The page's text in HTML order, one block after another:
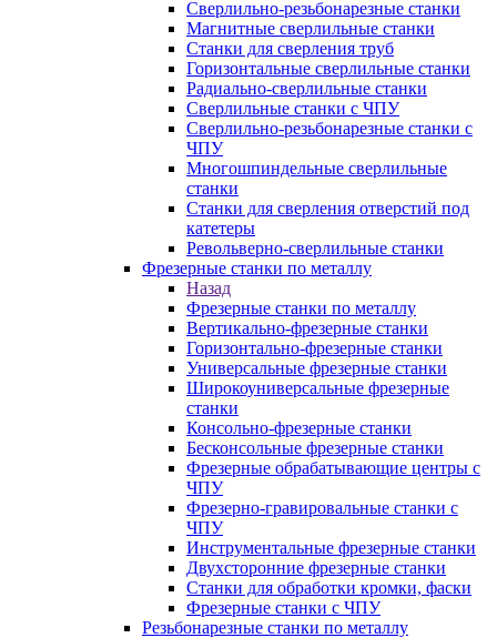
Сверлильно-резьбонарезные станки
Магнитные сверлильные станки
Станки для сверления труб
Горизонтальные сверлильные станки
Радиально-сверлильные станки
Сверлильные станки с ЧПУ
Сверлильно-резьбонарезные станки с
ЧПУ
Многошпиндельные сверлильные
станки
Станки для сверления отверстий под
катетеры
Револьверно-сверлильные станки
Фрезерные станки по металлу
Назад
Фрезерные станки по металлу
Вертикально-фрезерные станки
Горизонтально-фрезерные станки
Универсальные фрезерные станки
Широкоуниверсальные фрезерные
станки
Консольно-фрезерные станки
Бесконсольные фрезерные станки
Фрезерные обрабатывающие центры с
ЧПУ
Фрезерно-гравировальные станки с
ЧПУ
Инструментальные фрезерные станки
Двухсторонние фрезерные станки
Станки для обработки кромки, фаски
Фрезерные станки с ЧПУ
Резьбонарезные станки по металлу